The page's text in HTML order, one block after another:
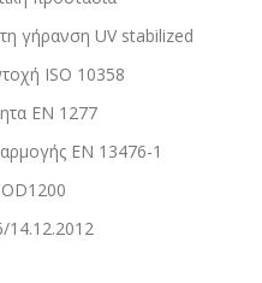
γήρανση UV stabilized
ISO 10358
EN 1277
EN 13476-1
14.12.2012